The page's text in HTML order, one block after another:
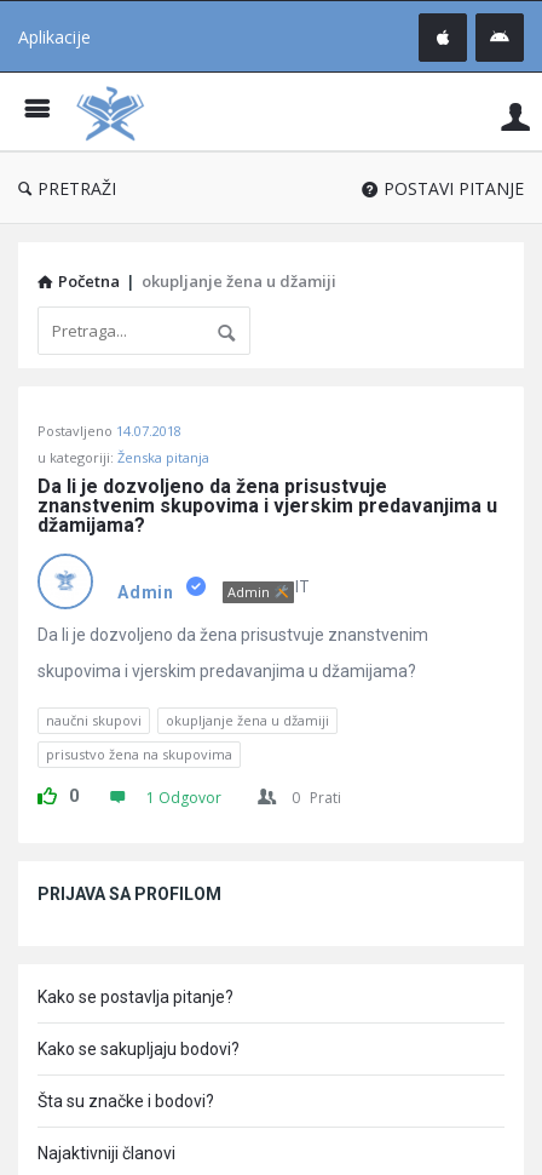
Aplikacije
®
PRETRAŽI POSTAVI PITANJE
Početna | okupljanje žena u džamiji
Učene
Latest
Pitanja
Postavljeno 14.07.2018
u kategoriji: Ženska pitanja
Da li je dozvoljeno da žena prisustvuje
znanstvenim skupovima i vjerskim predavanjima u
džamijama?
Admin Admin IT
Da li je dozvoljeno da žena prisustvuje znanstvenim
skupovima i vjerskim predavanjima u džamijama?
naučni skupovi
okupljanje žena u džamiji
prisustvo žena na skupovima
0 1 Odgovor 0 Prati
PRIJAVA SA PROFILOM
Kako se postavlja pitanje?
Kako se sakupljaju bodovi?
Šta su značke i bodovi?
Najaktivniji članovi